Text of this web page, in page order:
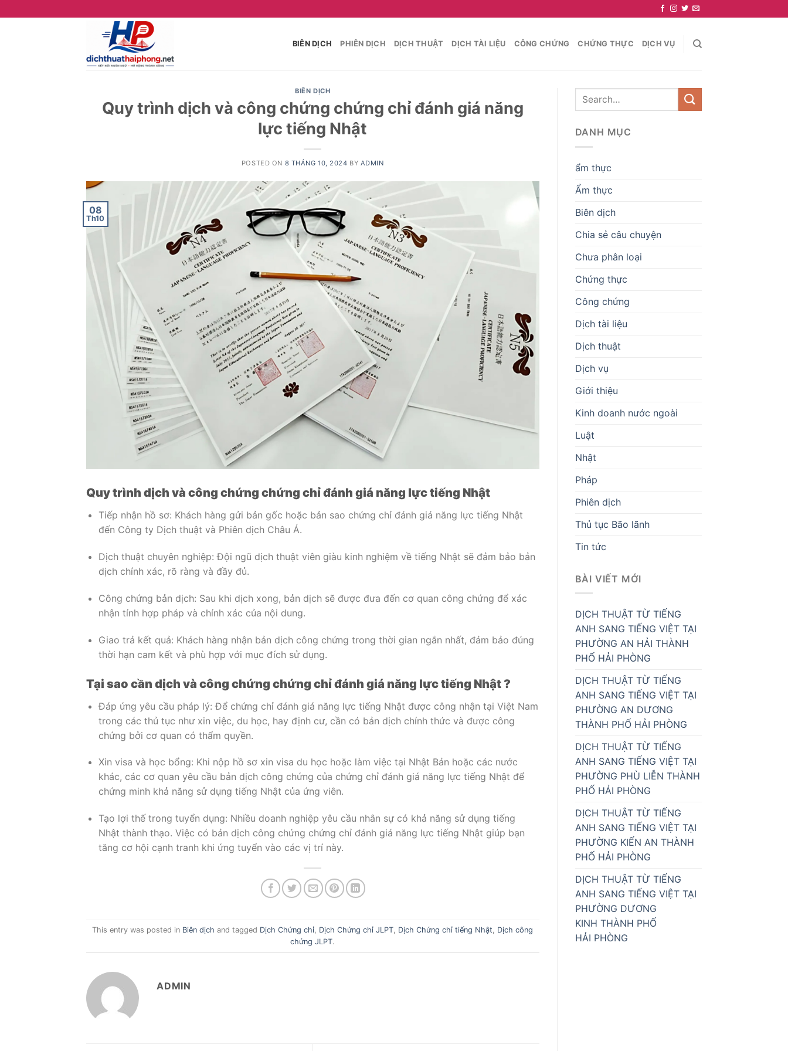
to
BIÊN DỊCH PHIÊN DỊCH DỊCH THUẬT DỊCH TÀI LIỆU CÔNG CHỨNG CHỨNG THỰC DỊCH VỤ
BIÊN DỊCH
Quy trình dịch và công chứng chứng chỉ đánh giá năng
lực tiếng Nhật
POSTED ON 8 THÁNG 10, 2024 BY ADMIN
08
Th10
Quy trình dịch và công chứng chứng chỉ đánh giá năng lực tiếng Nhật
Tiếp nhận hồ sơ: Khách hàng gửi bản gốc hoặc bản sao chứng chỉ đánh giá năng lực tiếng Nhật
đến Công ty Dịch thuật và Phiên dịch Châu Á.
Dịch thuật chuyên nghiệp: Đội ngũ dịch thuật viên giàu kinh nghiệm về tiếng Nhật sẽ đảm bảo bản
dịch chính xác, rõ ràng và đầy đủ.
Công chứng bản dịch: Sau khi dịch xong, bản dịch sẽ được đưa đến cơ quan công chứng để xác
nhận tính hợp pháp và chính xác của nội dung.
Giao trả kết quả: Khách hàng nhận bản dịch công chứng trong thời gian ngắn nhất, đảm bảo đúng
thời hạn cam kết và phù hợp với mục đích sử dụng.
Tại sao cần dịch và công chứng chứng chỉ đánh giá năng lực tiếng Nhật ?
Đáp ứng yêu cầu pháp lý: Để chứng chỉ đánh giá năng lực tiếng Nhật được công nhận tại Việt Nam
trong các thủ tục như xin việc, du học, hay định cư, cần có bản dịch chính thức và được công
chứng bởi cơ quan có thẩm quyền.
Xin visa và học bổng: Khi nộp hồ sơ xin visa du học hoặc làm việc tại Nhật Bản hoặc các nước
khác, các cơ quan yêu cầu bản dịch công chứng của chứng chỉ đánh giá năng lực tiếng Nhật để
chứng minh khả năng sử dụng tiếng Nhật của ứng viên.
Tạo lợi thế trong tuyển dụng: Nhiều doanh nghiệp yêu cầu nhân sự có khả năng sử dụng tiếng
Nhật thành thạo. Việc có bản dịch công chứng chứng chỉ đánh giá năng lực tiếng Nhật giúp bạn
tăng cơ hội cạnh tranh khi ứng tuyển vào các vị trí này.
This entry was posted in Biên dịch and tagged Dịch Chứng chỉ Dịch Chứng chỉ JLPT Dịch Chứng chỉ tiếng Nhật
Dịch công
chứng JLPT.
ADMIN
DANH MỤC
ẩm thực
Ẩm thực
Biên dịch
Chia sẻ câu chuyện
Chưa phân loại
Chứng thực
Công chứng
Dịch tài liệu
Dịch thuật
Dịch vụ
Giới thiệu
Kinh doanh nước ngoài
Luật
Nhật
Pháp
Phiên dịch
Thủ tục Bão lãnh
Tin tức
BÀI VIẾT MỚI
DỊCH THUẬT TỪ TIẾNG
ANH SANG TIẾNG VIỆT TẠI
PHƯỜNG AN HẢI THÀNH
PHỐ HẢI PHÒNG
DỊCH THUẬT TỪ TIẾNG
ANH SANG TIẾNG VIỆT TẠI
PHƯỜNG AN DƯƠNG
THÀNH PHỐ HẢI PHÒNG
DỊCH THUẬT TỪ TIẾNG
ANH SANG TIẾNG VIỆT TẠI
PHƯỜNG PHÙ LIỄN THÀNH
PHỐ HẢI PHÒNG
DỊCH THUẬT TỪ TIẾNG
ANH SANG TIẾNG VIỆT TẠI
PHƯỜNG KIẾN AN THÀNH
PHỐ HẢI PHÒNG
DỊCH THUẬT TỪ TIẾNG
ANH SANG TIẾNG VIỆT TẠI
PHƯỜNG DƯƠNG
KINH THÀNH PHỐ
HẢI PHÒNG